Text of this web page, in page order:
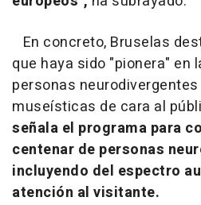
En concreto, Bruselas
que haya sido "pionera" en
personas
museísticas de cara al
señala el programa para
centenar de personas
incluyendo del espectro
atención al visitante.